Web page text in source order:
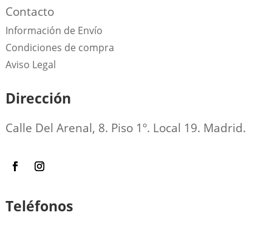
Contacto
Información de Envío
Condiciones de compra
Aviso Legal
Dirección
Calle Del Arenal, 8. Piso 1º. Local 19. Madrid.
Teléfonos